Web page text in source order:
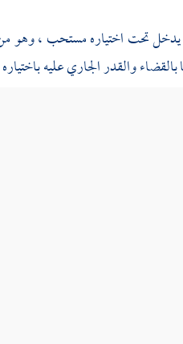
يدخل تحت اختياره مستحب ، وهو
والقدر الجاري عليه
فإنه جل ثناؤه لا يرضى بذلك ولا